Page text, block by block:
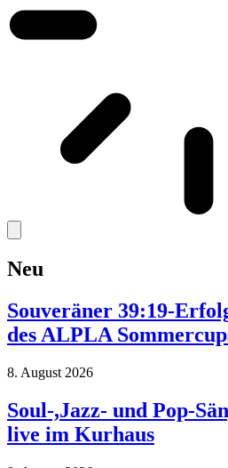
Neu
Souveräner 39:19-
des ALPLA
8. August 2026
Soul-,Jazz- und Pop-
live im Kurhaus